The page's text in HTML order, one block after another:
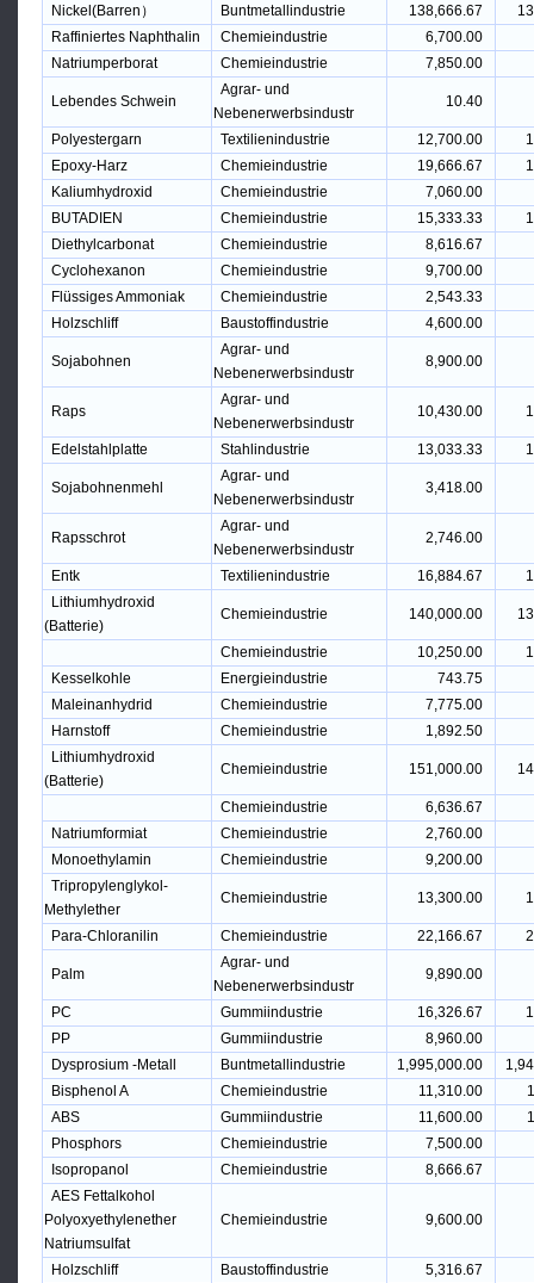
Nickel(Barren）
Buntmetallindustrie 138,666.67
Raffiniertes Naphthalin
Chemieindustrie
6,700.00
Natriumperborat
Chemieindustrie 7,850.00
Lebendes Schwein
Agrar- und
Nebenerwerbsindustr
10.40
Polyestergarn Textilienindustrie 12,700.00
Epoxy-Harz
Chemieindustrie 19,666.67
Kaliumhydroxid
Chemieindustrie
7,060.00
BUTADIEN
Chemieindustrie 15,333.33
Diethylcarbonat
Chemieindustrie
8,616.67
Cyclohexanon
Chemieindustrie
9,700.00
Flüssiges Ammoniak
Chemieindustrie
2,543.33
Holzschliff
Baustoffindustrie 4,600.00
Sojabohnen
Agrar- und
Nebenerwerbsindustr
8,900.00
Raps
Agrar- und
Nebenerwerbsindustr
10,430.00
Edelstahlplatte Stahlindustrie 13,033.33
Sojabohnenmehl
Agrar- und
Nebenerwerbsindustr
3,418.00
Rapsschrot
Agrar- und
Nebenerwerbsindustr
2,746.00
Entk Textilienindustrie 16,884.67
Lithiumhydroxid
(Batterie)
Chemieindustrie 140,000.00
Chemieindustrie 10,250.00
Kesselkohle
Energieindustrie
743.75
Maleinanhydrid
Chemieindustrie
7,775.00
Harnstoff
Chemieindustrie
1,892.50
Lithiumhydroxid
(Batterie)
Chemieindustrie 151,000.00
Chemieindustrie
6,636.67
Natriumformiat
Chemieindustrie
2,760.00
Monoethylamin
Chemieindustrie
9,200.00
Tripropylenglykol-
Methylether
Chemieindustrie 13,300.00
Para-Chloranilin Chemieindustrie 22,166.67
Palm
Agrar- und
Nebenerwerbsindustr
9,890.00
PC Gummiindustrie 16,326.67
PP
Gummiindustrie
8,960.00
Dysprosium -Metall
Buntmetallindustrie 1,995,000.00
Bisphenol A
Chemieindustrie 11,310.00
ABS
Gummiindustrie 11,600.00
Phosphors
Chemieindustrie
7,500.00
Isopropanol
Chemieindustrie
8,666.67
AES Fettalkohol
Polyoxyethylenether
Natriumsulfat
Chemieindustrie 9,600.00
Holzschliff Baustoffindustrie 5,316.67